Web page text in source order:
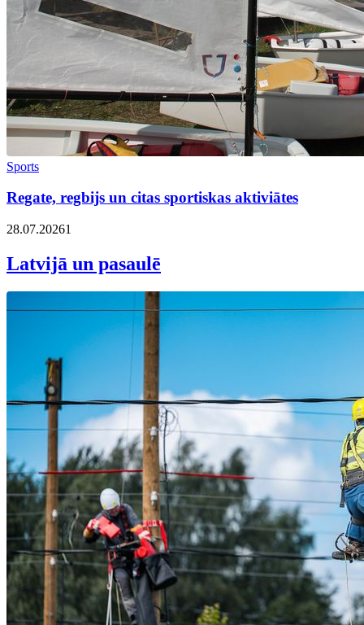
Sports
Regate, regbijs un citas sportiskas aktiviātes
28.07.20261
Latvijā un pasaulē